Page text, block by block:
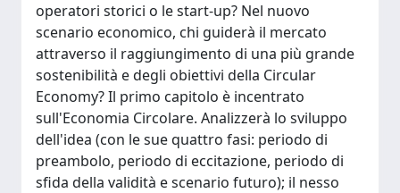
operatori storici o le start-up? Nel nuovo
scenario economico, chi guiderà il mercato
attraverso il raggiungimento di una più grande
sostenibilità e degli obiettivi della Circular
Economy? Il primo capitolo è incentrato
sull'Economia Circolare. Analizzerà lo sviluppo
dell'idea (con le sue quattro fasi: periodo di
preambolo, periodo di eccitazione, periodo di
sfida della validità e scenario futuro); il nesso